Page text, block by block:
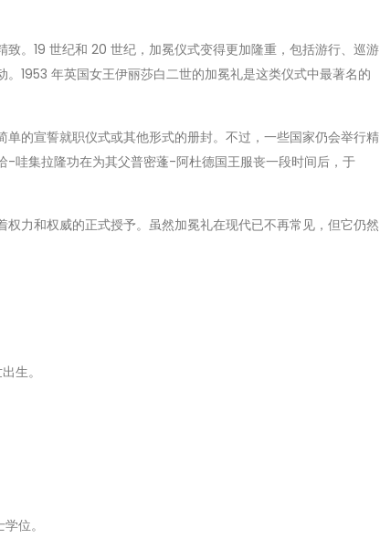
。19 世纪和 20 世纪，加冕仪式变得更加隆重，包括游行、巡游
1953 年英国女王伊丽莎白二世的加冕礼是这类仪式中最著名的
的宣誓就职仪式或其他形式的册封。不过，一些国家仍会举行精
-哇集拉隆功在为其父普密蓬-阿杜德国王服丧一段时间后，于
力和权威的正式授予。虽然加冕礼在现代已不再常见，但它仍然
生。
位。